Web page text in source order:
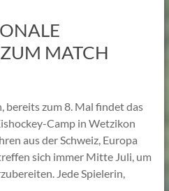
MATCH
zum 8. Mal findet das
Camp in Wetzikon
aus der Schweiz, Europa
sich immer Mitte Juli, um
Jede Spielerin,